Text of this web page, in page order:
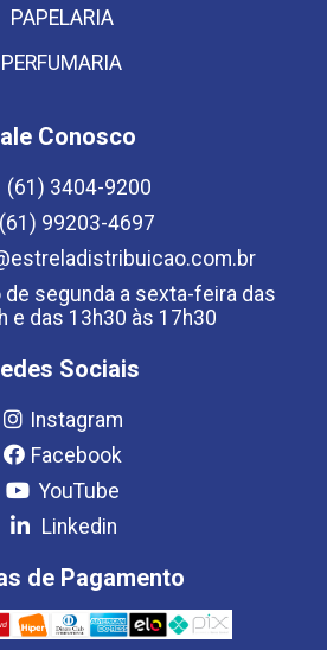
PAPELARIA
PERFUMARIA
Conosco
(61) 3404-9200
(61) 99203-4697
segunda a sexta-feira das
e das 13h30 às 17h30
Sociais
Instagram
Facebook
YouTube
Linkedin
de Pagamento